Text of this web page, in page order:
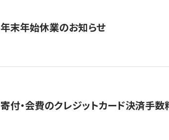
年末年始休業のお知らせ
寄付・会費のクレジットカード決済手